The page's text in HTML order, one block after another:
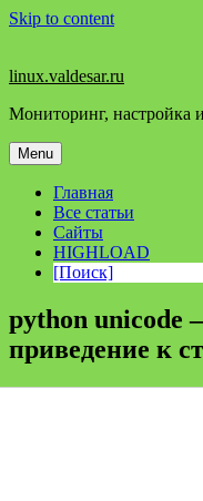
Skip to content
linux.valdesar.ru
Мониторинг, настройка
Menu
Главная
Все статьи
Сайты
HIGHLOAD
[Поиск]
python unicode
приведение к